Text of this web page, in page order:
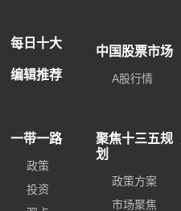
每日十大
编辑推荐
中国股票市场
A股行情
一带一路
政策
投资
聚焦十三五规
划
政策方案
市场聚焦